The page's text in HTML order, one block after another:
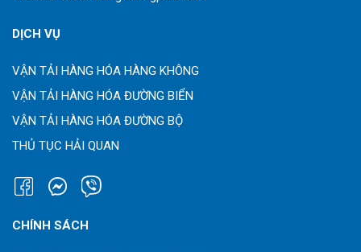
DỊCH VỤ
VẬN TẢI HÀNG HÓA HÀNG KHÔNG
VẬN TẢI HÀNG HÓA ĐƯỜNG BIỂN
VẬN TẢI HÀNG HÓA ĐƯỜNG BỘ
THỦ TỤC HẢI QUAN
CHÍNH SÁCH